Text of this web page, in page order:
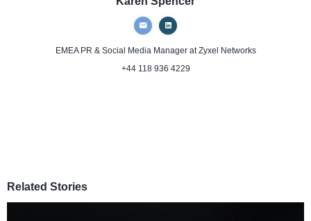
EMEA PR & Social Media Managerat Zyxel Networks
+44 118 936 4229
Related Stories